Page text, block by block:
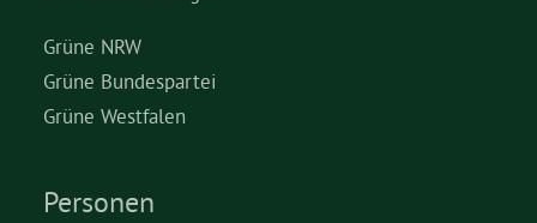
Aktuelles
Termine
Grüne NRW
Grüne Bundespartei
Grüne Westfalen
Personen